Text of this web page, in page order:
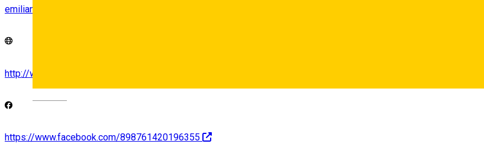
emilianc2006@yahoo.com
http://www.bio-haus.ro
https://www.facebook.com/898761420196355